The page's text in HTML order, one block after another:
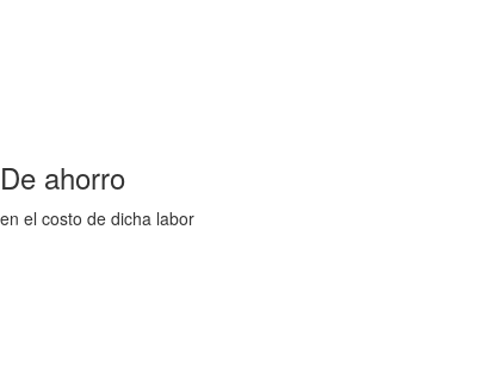
De ahorro
en el costo de dicha labor